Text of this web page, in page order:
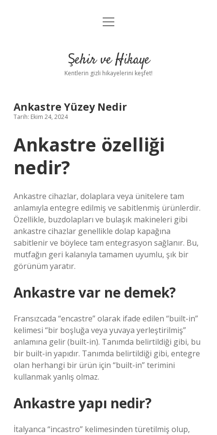
Anasayfa
Yasal Uyarı
menüyü
Şehir ve Hikaye
Kentlerin gizli hikayelerini keşfet!
Ankastre Yüzey Nedir
Tarih: Ekim 24, 2024
Ankastre özelliği
nedir?
Ankastre cihazlar, dolaplara veya ünitelere tam
anlamıyla entegre edilmiş ve sabitlenmiş ürünlerdir.
Özellikle, buzdolapları ve bulaşık makineleri gibi
ankastre cihazlar genellikle dolap kapağına
sabitlenir ve böylece tam entegrasyon sağlanır. Bu,
mutfağın geri kalanıyla tamamen uyumlu, şık bir
görünüm yaratır.
Ankastre var ne demek?
Fransızcada “encastre” olarak ifade edilen “built-in”
kelimesi “bir boşluğa veya yuvaya yerleştirilmiş”
anlamına gelir (built-in). Tanımda belirtildiği gibi, bu
bir built-in yapıdır. Tanımda belirtildiği gibi, entegre
olan herhangi bir ürün için “built-in” terimini
kullanmak yanlış olmaz.
Ankastre yapı nedir?
İtalyanca “incastro” kelimesinden türetilmiş olup,